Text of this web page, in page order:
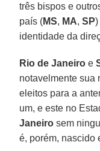
três bispos e
país (MS, MA,SP
identidade da
Rio de Janeiro e
notavelmente sua
eleitos para a
um, e este no
Janeiro sem
é, porém, nascido